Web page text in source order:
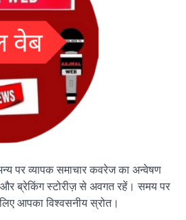
पर व्यापक समाचार कवरेज का अन्वेषण
ब्रेकिंग स्टोरीज़ से अवगत रहें। समय पर
आपका विश्वसनीय स्रोत।